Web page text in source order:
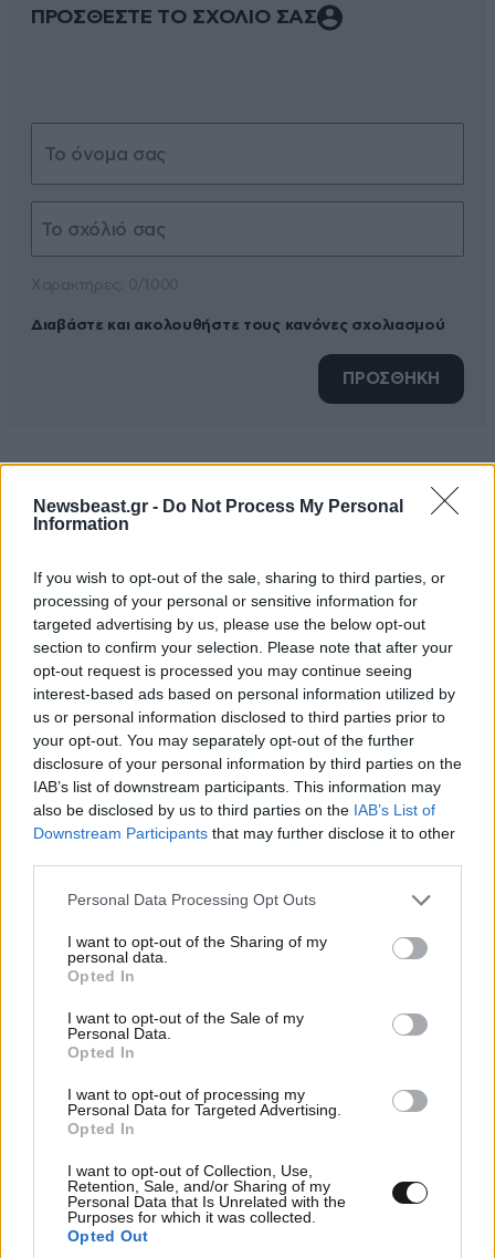
Newsbeast.gr - Do Not Process My Personal
Information
If you wish to opt-out of the sale, sharing to third parties, or
processing of your personal or sensitive information for
targeted advertising by us, please use the below opt-out
section to confirm your selection. Please note that after your
opt-out request is processed you may continue seeing
interest-based ads based on personal information utilized by
us or personal information disclosed to third parties prior to
your opt-out. You may separately opt-out of the further
disclosure of your personal information by third parties on the
IAB’s list of downstream participants. This information may
also be disclosed by us to third parties on the IAB’s List of
Downstream Participants that may further disclose it to other
Please note that this website/app uses one or more Google
not limited to your visit or usage behaviour. You may click to
grant or deny consent to Google and its third-party tags to
use your data for below specified purposes in below Google
consent section.
Personal Data Processing Opt Outs
I want to opt-out of the Sharing of my
personal data.
Opted In
I want to opt-out of the Sale of my
Personal Data.
Opted In
I want to opt-out of processing my
Personal Data for Targeted Advertising.
Opted In
I want to opt-out of Collection, Use,
Retention, Sale, and/or Sharing of my
Personal Data that Is Unrelated with the
Purposes for which it was collected.
Opted Out
ΠΡΟΣΘΕΣΤΕ ΤΟ ΣΧΟΛΙΟ ΣΑΣ
Διαβάστε και ακολουθήστε τους κανόνες σχολιασμού
ΠΡΟΣΘΗΚΗ
βάχ όλο και κάτι πήρε το αυτί σας . Μιλάμε για 20-30
χρόνια ... Εδώ σε μια δουλειά πας κ μαθαίνεις το
ιστορικό όλων των υπαλλήλων .. Όχι ηθοποιία στην
αλήθεια
Απαντήστε 0
να μιλάτε. όλοι είχατε ακούσει, αλλά κανείς δεν είπε
να κάνει κάτι. Συμφωνώ στο ότι ο κύριος σεισμός δεν